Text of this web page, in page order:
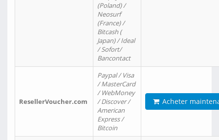
(Poland) /
Neosurf
(France) /
Bitcash (
Japan) / Ideal
/ Sofort/
Bancontact
ResellerVoucher.com
Paypal / Visa
/ MasterCard
/ WebMoney
/ Discover /
American
Express /
Bitcoin
Acheter